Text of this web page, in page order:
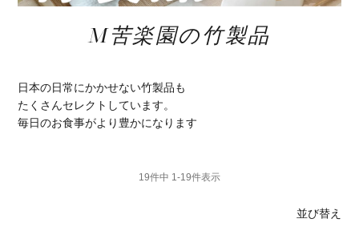
M苦楽園の竹製品
日本の日常にかかせない竹製品も
たくさんセレクトしています。
毎日のお食事がより豊かになります
並び替え
19件中 1-19件表示